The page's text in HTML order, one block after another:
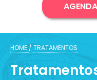
HOME / TRATAMENTOS